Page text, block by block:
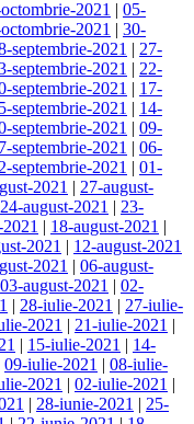
2021 | 05-
2021 | 30-
septembrie-2021 | 27-
septembrie-2021 | 22-
septembrie-2021 | 17-
septembrie-2021 | 14-
septembrie-2021 | 09-
septembrie-2021 | 06-
septembrie-2021 | 01-
2021 | 27-august-
24-august-2021 | 23-
| 18-august-2021 |
2021 | 12-august-2021
2021 | 06-august-
03-august-2021 | 02-
| 28-iulie-2021 | 27-iulie-
2021 | 21-iulie-2021 |
| 15-iulie-2021 | 14-
09-iulie-2021 | 08-iulie-
2021 | 02-iulie-2021 |
| 28-iunie-2021 | 25-